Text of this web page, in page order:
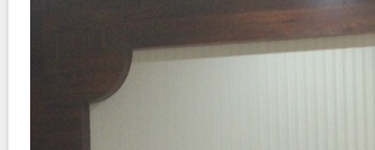
Khám bệnh, cấp phát thuốc miễn phí
và tặng quà người dân xã Cư Pui
Hội nghị UBND tỉnh Đắk Lắk thường kỳ